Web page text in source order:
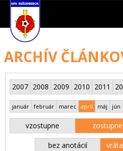
ARCHÍV
2007 2008 2009 2010 2011
január február marec apríl máj jún
vzostupne zostupne
bez anotácií